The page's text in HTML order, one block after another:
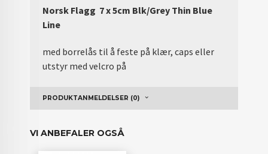
Norsk Flagg 7 x 5cm Blk/Grey Thin Blue
Line
med borrelås til å feste på klær, caps eller
utstyr med velcro på
PRODUKTANMELDELSER (0)
VI ANBEFALER OGSÅ